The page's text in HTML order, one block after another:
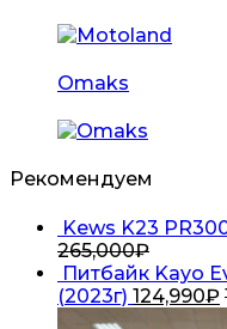
Omaks
Рекомендуем
Kews K23
265,000₽
Питбайк Kayo
(2023г) 124,990₽